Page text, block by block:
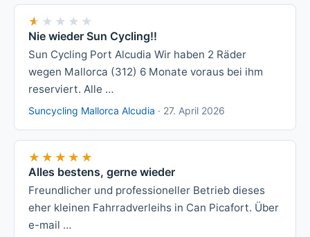
★★★★★
★★★★★
Nie wieder Sun Cycling!!
Sun Cycling Port Alcudia Wir haben 2 Räder
wegen Mallorca (312) 6 Monate voraus bei ihm
reserviert. Alle …
Suncycling Mallorca Alcudia · 27. April 2026
★★★★★
★★★★★
Alles bestens, gerne wieder
Freundlicher und professioneller Betrieb dieses
eher kleinen Fahrradverleihs in Can Picafort. Über
e-mail …